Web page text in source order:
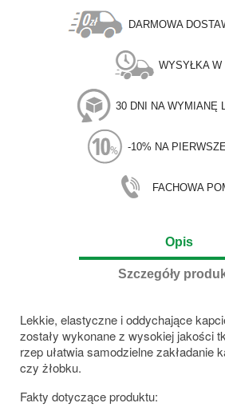
DARMOWA
WYSYŁKA W
30 DNI NA WYMIANĘ
-10% NA
FACHOWA
Opis
Szczegóły
Lekkie, elastyczne i oddychające
zostały wykonane z wysokiej jakości
rzep ułatwia samodzielne zakładanie
czy żłobku.
Fakty dotyczące produktu: